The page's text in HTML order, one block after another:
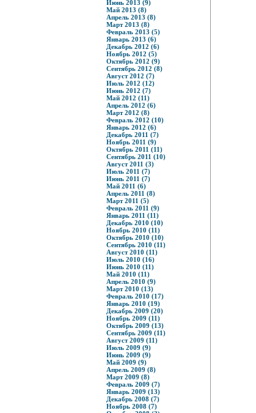
Июнь 2013 (9)
Май 2013 (8)
Апрель 2013 (8)
Март 2013 (8)
Февраль 2013 (5)
Январь 2013 (6)
Декабрь 2012 (6)
Ноябрь 2012 (5)
Октябрь 2012 (9)
Сентябрь 2012 (8)
Август 2012 (7)
Июль 2012 (12)
Июнь 2012 (7)
Май 2012 (11)
Апрель 2012 (6)
Март 2012 (8)
Февраль 2012 (10)
Январь 2012 (6)
Декабрь 2011 (7)
Ноябрь 2011 (9)
Октябрь 2011 (11)
Сентябрь 2011 (10)
Август 2011 (3)
Июль 2011 (7)
Июнь 2011 (7)
Май 2011 (6)
Апрель 2011 (8)
Март 2011 (5)
Февраль 2011 (9)
Январь 2011 (11)
Декабрь 2010 (10)
Ноябрь 2010 (11)
Октябрь 2010 (10)
Сентябрь 2010 (11)
Август 2010 (11)
Июль 2010 (16)
Июнь 2010 (11)
Май 2010 (11)
Апрель 2010 (9)
Март 2010 (13)
Февраль 2010 (17)
Январь 2010 (19)
Декабрь 2009 (20)
Ноябрь 2009 (11)
Октябрь 2009 (13)
Сентябрь 2009 (11)
Август 2009 (11)
Июль 2009 (9)
Июнь 2009 (9)
Май 2009 (9)
Апрель 2009 (8)
Март 2009 (8)
Февраль 2009 (7)
Январь 2009 (13)
Декабрь 2008 (7)
Ноябрь 2008 (7)